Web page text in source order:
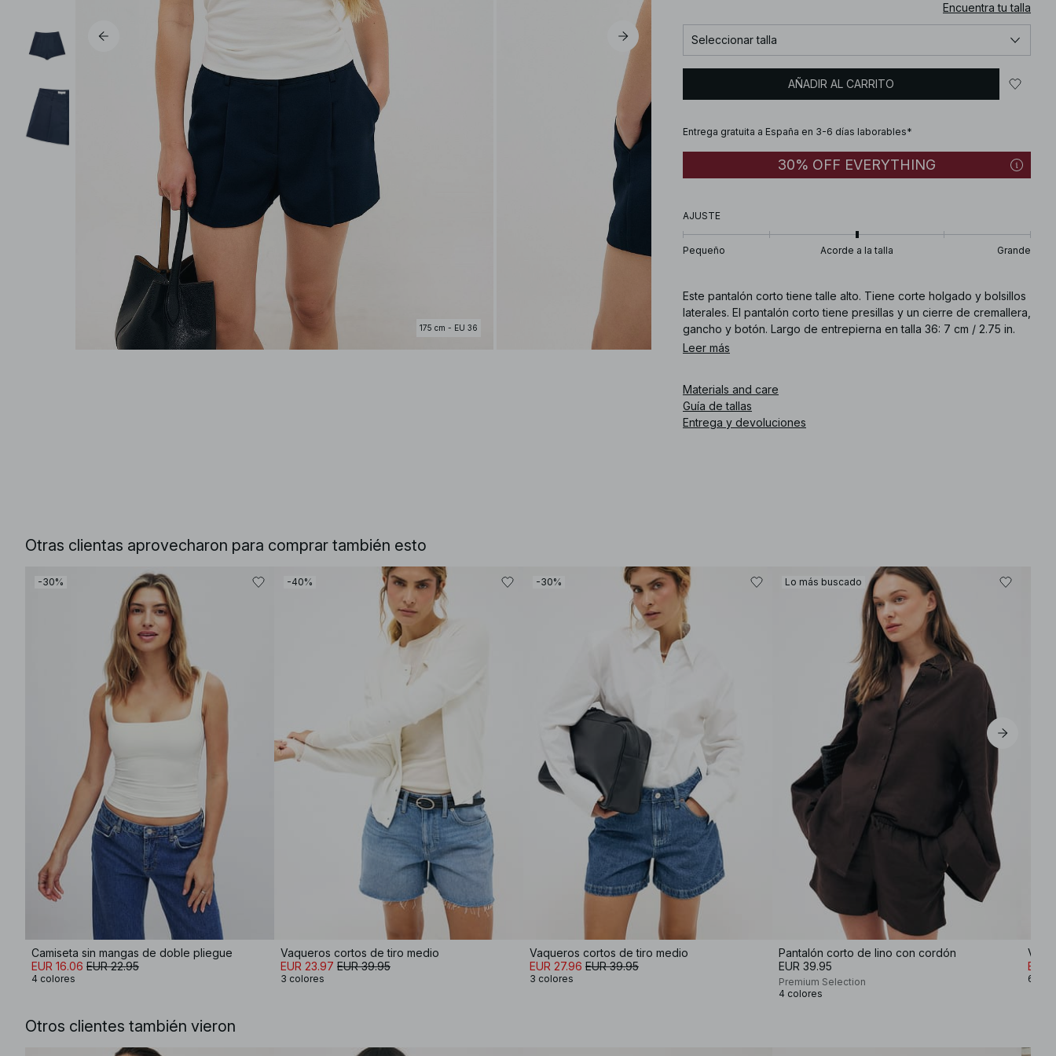
175 cm - EU 36
Encuentra tu talla
Seleccionar talla
AÑADIR AL CARRITO
Entrega gratuita a España en 3-6 días laborables*
30% OFF EVERYTHING
AJUSTE
Pequeño Acorde a la talla Grande
Este pantalón corto tiene talle alto. Tiene corte holgado y bolsillos
laterales. El pantalón corto tiene presillas y un cierre de cremallera,
gancho y botón. Largo de entrepierna en talla 36: 7 cm / 2.75 in.
Leer más
Materials and care
Guía de tallas
Entrega y devoluciones
Otras clientas aprovecharon para comprar también esto
-30%
Camiseta sin mangas de doble pliegue
EUR 16.06 EUR 22.95
4 colores
-40%
Vaqueros cortos de tiro medio
EUR 23.97 EUR 39.95
3 colores
-30%
Vaqueros cortos de tiro medio
EUR 27.96 EUR 39.95
3 colores
Lo más buscado
Pantalón corto de lino con cordón
EUR 39.95
Premium Selection
4 colores
EUR
6
Otros clientes también vieron